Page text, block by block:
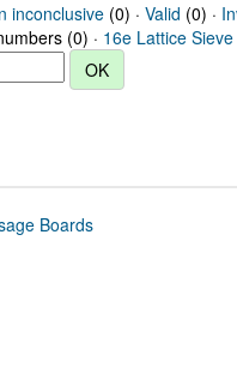
inconclusive(0) · Valid (0) ·
(0) · 16e Lattice
Boards